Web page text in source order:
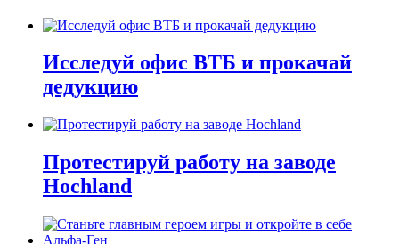
Исследуй офис ВТБ и прокачай
дедукцию
Протестируй работу на заводе
Hochland